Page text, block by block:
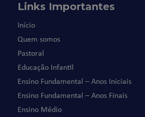
Links Importantes
Início
Quem somos
Pastoral
Educação Infantil
Ensino Fundamental – Anos Iniciais
Ensino Fundamental – Anos Finais
Ensino Médio